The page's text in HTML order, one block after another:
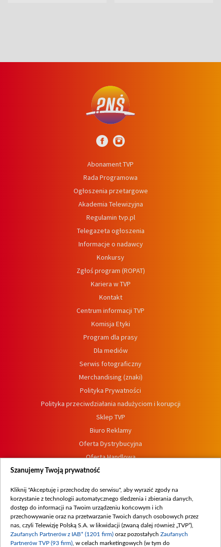
Abonament TVP
Rada Programowa
Ogłoszenia przetargowe
Akademia Telewizyjna
Regulamin tvp.pl
Telegazeta ogłoszenia
Informacje o nadawcy
Konkursy
Zgłoś program (ROPAT)
Kariera w TVP
Kontakt
Centrum informacji TVP
Komisja Etyki
Program dla prasy
Dla mediów
Serwis fotograficzny
Merchandising (znaki)
Polityka Prywatności
Polityka przeciwdziałania nadużyciom i korupcji
Sklep TVP
Biuro Reklamy
Oferta Dystrybucyjna
Oferta Handlowa
Dostępność
Procedura zgłoszeń wewnętrznych
Szanujemy Twoją prywatność
Kliknij "Akceptuję i przechodzę do serwisu", aby wyrazić zgody na
korzystanie z technologii automatycznego śledzenia i zbierania danych,
dostęp do informacji na Twoim urządzeniu końcowym i ich
przechowywanie oraz na przetwarzanie Twoich danych osobowych przez
nas, czyli Telewizję Polską S.A. w likwidacji (zwaną dalej również „TVP”),
Zaufanych Partnerów z IAB* (1201 firm) oraz pozostałych Zaufanych
Partnerów TVP (93 firm) , w celach marketingowych (w tym do